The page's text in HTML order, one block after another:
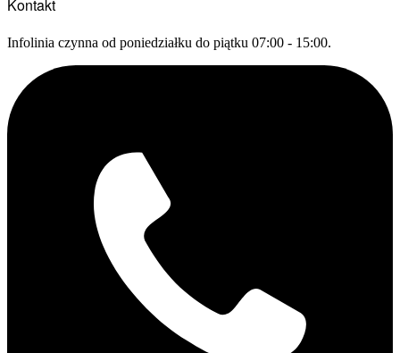
Kontakt
Infolinia czynna od poniedziałku do piątku 07:00 - 15:00.